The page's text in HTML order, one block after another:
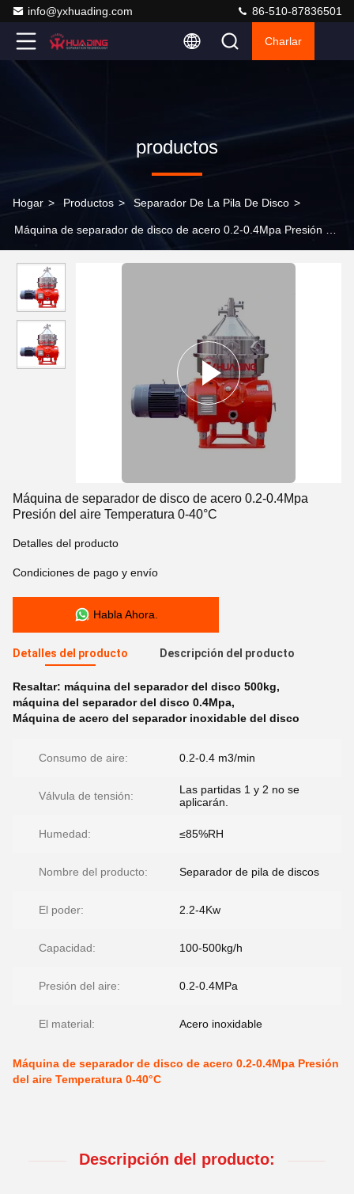
info@yxhuading.com 86-510-87836501
Charlar
productos
Hogar > Productos > Separador De La Pila De Disco >
Máquina de separador de disco de acero 0.2-0.4Mpa Presión del
Máquina de separador de disco de acero 0.2-0.4Mpa
Presión del aire Temperatura 0-40°C
Detalles del producto
Condiciones de pago y envío
Habla Ahora.
Detalles del producto Descripción del producto
Resaltar: máquina del separador del disco 500kg,
máquina del separador del disco 0.4Mpa,
Máquina de acero del separador inoxidable del disco
Consumo de aire: 0.2-0.4 m3/min
Válvula de tensión:
Las partidas 1 y 2 no se
aplicarán.
Humedad: ≤85%RH
Nombre del producto: Separador de pila de discos
El poder: 2.2-4Kw
Capacidad: 100-500kg/h
Presión del aire: 0.2-0.4MPa
El material: Acero inoxidable
Máquina de separador de disco de acero 0.2-0.4Mpa Presión
del aire Temperatura 0-40°C
Descripción del producto: